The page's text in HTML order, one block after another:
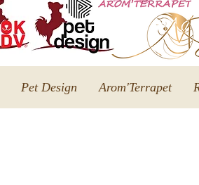
Pet Design Arom'Terrapet